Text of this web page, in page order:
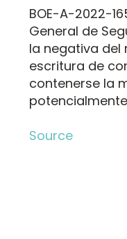
BOE-A-2022-
General de
la negativa del
escritura de
contenerse la
Source